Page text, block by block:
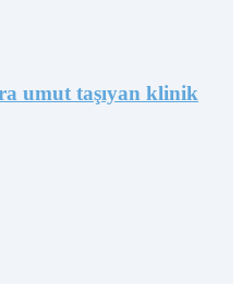
umut taşıyan klinik